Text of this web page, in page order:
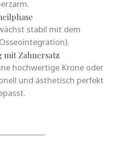
stabil mit dem
mit Zahnersatz
hochwertige Krone oder
und ästhetisch perfekt